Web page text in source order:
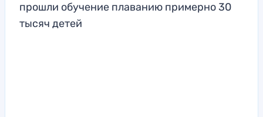
прошли обучение плаванию примерно 30
тысяч детей